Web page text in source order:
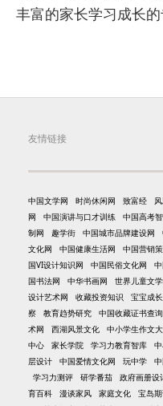
丰富的家长学习成长的
友情链接
中国文学网 时尚休闲网 致富经
网
中国演讲与口才训练 中国高考
制网
趣学街 中国城市品牌建设网
文化网
中国健康生活网 中国营销
国VI设计知识网
中国民俗文化网
国书法网
中华书画网 世界儿童文
设计艺术网
收藏投资知识 宝宝成
察
教育趋势研究 中国收藏证书查
术网
西湖风景文化 中小学生作文
中心
家长学院 学习力教育智库
层设计
中国爱情文化网 玩中学
学习力测评
研学番茄 政府画册设
育百科
漫谈家风 家庭文化 宝岛